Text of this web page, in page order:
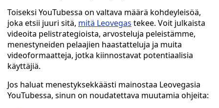
Toiseksi YouTubessa on valtava määrä kohdeyleisöä,
joka etsii juuri sitä, mitä Leovegas tekee. Voit julkaista
videoita pelistrategioista, arvosteluja peleistämme,
menestyneiden pelaajien haastatteluja ja muita
videoformaatteja, jotka kiinnostavat potentiaalisia
käyttäjiä.
Jos haluat menestyksekkäästi mainostaa Leovegasia
YouTubessa, sinun on noudatettava muutamia ohjeita: